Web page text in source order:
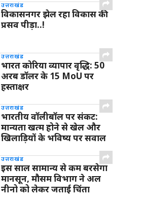
उत्तराखंड
विकासनगर झेल रहा विकास की
प्रसव पीड़ा..!
उत्तराखंड
भारत कोरिया व्यापार वृद्धि: 50
अरब डॉलर के 15 MoU पर
हस्ताक्षर
उत्तराखंड
भारतीय वॉलीबॉल पर संकट:
मान्यता खत्म होने से खेल और
खिलाड़ियों के भविष्य पर सवाल
उत्तराखंड
इस साल सामान्य से कम बरसेगा
मानसून, मौसम विभाग ने अल
नीनो को लेकर जताई चिंता